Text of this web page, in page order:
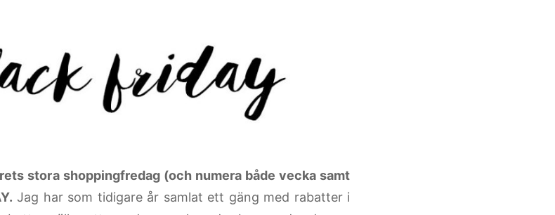
stora shoppingfredag (och numera både vecka samt
Jag har som tidigare år samlat ett gäng med rabatter i